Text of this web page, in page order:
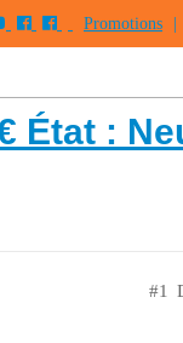
Promotions
État :
#1